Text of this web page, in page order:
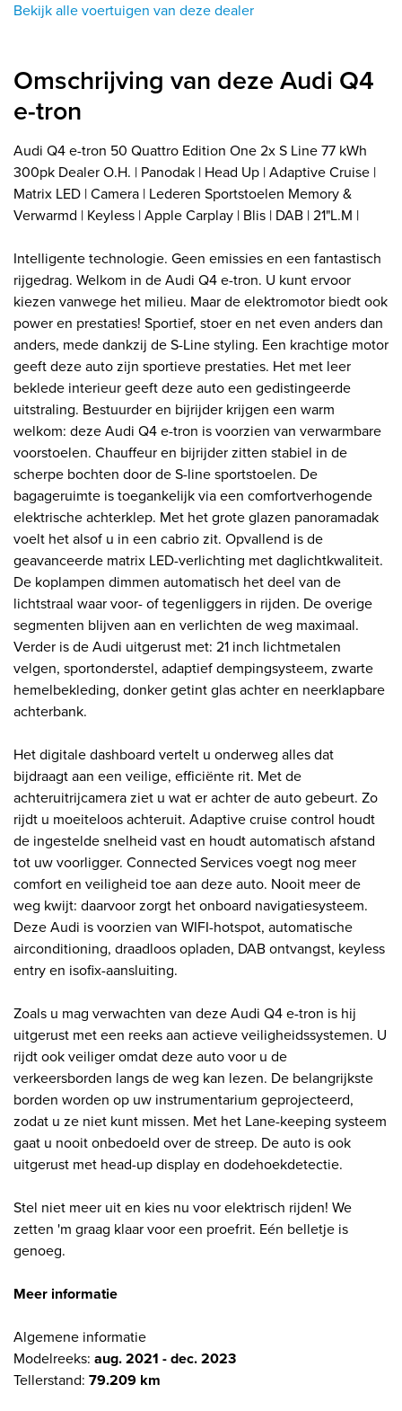
Bekijk alle voertuigen van deze dealer
Omschrijving van deze Audi Q4
e-tron
Audi Q4 e-tron 50 Quattro Edition One 2x S Line 77 kWh
300pk Dealer O.H. | Panodak | Head Up | Adaptive Cruise |
Matrix LED | Camera | Lederen Sportstoelen Memory &
Verwarmd | Keyless | Apple Carplay | Blis | DAB | 21"L.M |
Intelligente technologie. Geen emissies en een fantastisch
rijgedrag. Welkom in de Audi Q4 e-tron. U kunt ervoor
kiezen vanwege het milieu. Maar de elektromotor biedt ook
power en prestaties! Sportief, stoer en net even anders dan
anders, mede dankzij de S-Line styling. Een krachtige motor
geeft deze auto zijn sportieve prestaties. Het met leer
beklede interieur geeft deze auto een gedistingeerde
uitstraling. Bestuurder en bijrijder krijgen een warm
welkom: deze Audi Q4 e-tron is voorzien van verwarmbare
voorstoelen. Chauffeur en bijrijder zitten stabiel in de
scherpe bochten door de S-line sportstoelen. De
bagageruimte is toegankelijk via een comfortverhogende
elektrische achterklep. Met het grote glazen panoramadak
voelt het alsof u in een cabrio zit. Opvallend is de
geavanceerde matrix LED-verlichting met daglichtkwaliteit.
De koplampen dimmen automatisch het deel van de
lichtstraal waar voor- of tegenliggers in rijden. De overige
segmenten blijven aan en verlichten de weg maximaal.
Verder is de Audi uitgerust met: 21 inch lichtmetalen
velgen, sportonderstel, adaptief dempingsysteem, zwarte
hemelbekleding, donker getint glas achter en neerklapbare
achterbank.
Het digitale dashboard vertelt u onderweg alles dat
bijdraagt aan een veilige, efficiënte rit. Met de
achteruitrijcamera ziet u wat er achter de auto gebeurt. Zo
rijdt u moeiteloos achteruit. Adaptive cruise control houdt
de ingestelde snelheid vast en houdt automatisch afstand
tot uw voorligger. Connected Services voegt nog meer
comfort en veiligheid toe aan deze auto. Nooit meer de
weg kwijt: daarvoor zorgt het onboard navigatiesysteem.
Deze Audi is voorzien van WIFI-hotspot, automatische
airconditioning, draadloos opladen, DAB ontvangst, keyless
entry en isofix-aansluiting.
Zoals u mag verwachten van deze Audi Q4 e-tron is hij
uitgerust met een reeks aan actieve veiligheidssystemen. U
rijdt ook veiliger omdat deze auto voor u de
verkeersborden langs de weg kan lezen. De belangrijkste
borden worden op uw instrumentarium geprojecteerd,
zodat u ze niet kunt missen. Met het Lane-keeping systeem
gaat u nooit onbedoeld over de streep. De auto is ook
uitgerust met head-up display en dodehoekdetectie.
Stel niet meer uit en kies nu voor elektrisch rijden! We
zetten 'm graag klaar voor een proefrit. Eén belletje is
genoeg.
Meer informatie
Algemene informatie
Modelreeks: aug. 2021 - dec. 2023
Tellerstand: 79.209 km